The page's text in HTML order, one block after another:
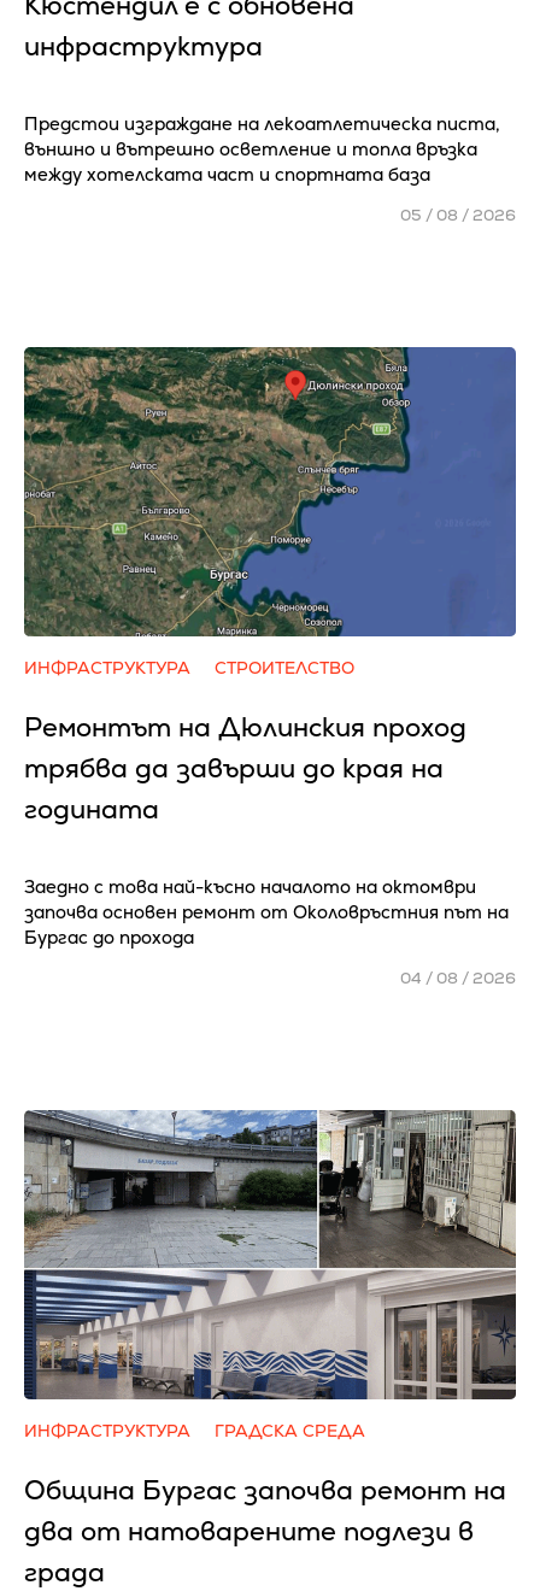
инфраструктура
Предстои изграждане на лекоатлетическа писта,
външно и вътрешно осветление и топла връзка
между хотелската част и спортната база
05 / 08 / 2026
ИНФРАСТРУКТУРА СТРОИТЕЛСТВО
Ремонтът на Дюлинския проход
трябва да завърши до края на
годината
Заедно с това най-късно началото на октомври
започва основен ремонт от Околовръстния път на
Бургас до прохода
04 / 08 / 2026
ИНФРАСТРУКТУРА ГРАДСКА СРЕДА
Община Бургас започва ремонт на
два от натоварените подлези в
града